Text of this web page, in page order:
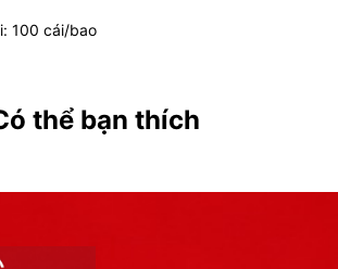
100 cái/bao
thể bạn thích